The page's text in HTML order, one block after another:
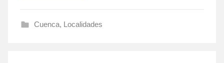
Cuenca, Localidades